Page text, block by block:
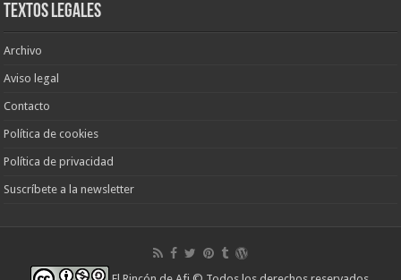
Textos legales
Archivo
Aviso legal
Contacto
Política de cookies
Política de privacidad
Suscríbete a la newsletter